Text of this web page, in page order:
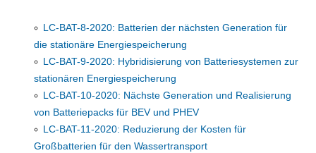
LC-BAT-8-2020: Batterien der nächsten Generation für
die stationäre Energiespeicherung
LC-BAT-9-2020: Hybridisierung von Batteriesystemen zur
stationären Energiespeicherung
LC-BAT-10-2020: Nächste Generation und Realisierung
von Batteriepacks für BEV und PHEV
LC-BAT-11-2020: Reduzierung der Kosten für
Großbatterien für den Wassertransport